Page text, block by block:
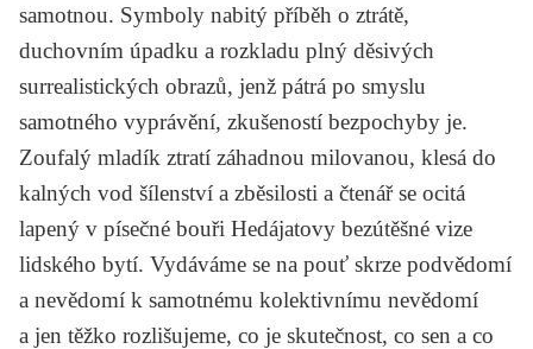
samotnou. Symboly nabitý příběh o ztrátě,
duchovním úpadku a rozkladu plný děsivých
surrealistických obrazů, jenž pátrá po smyslu
samotného vyprávění, zkušeností bezpochyby je.
Zoufalý mladík ztratí záhadnou milovanou, klesá do
kalných vod šílenství a zběsilosti a čtenář se ocitá
lapený v písečné bouři Hedájatovy bezútěšné vize
lidského bytí. Vydáváme se na pouť skrze podvědomí
a nevědomí k samotnému kolektivnímu nevědomí
a jen těžko rozlišujeme, co je skutečnost, co sen a co